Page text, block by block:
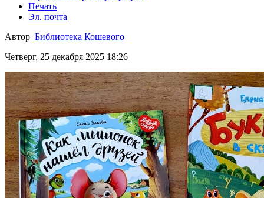
Печать
Эл. почта
Автор Библиотека Кошевого
Четверг, 25 декабря 2025 18:26